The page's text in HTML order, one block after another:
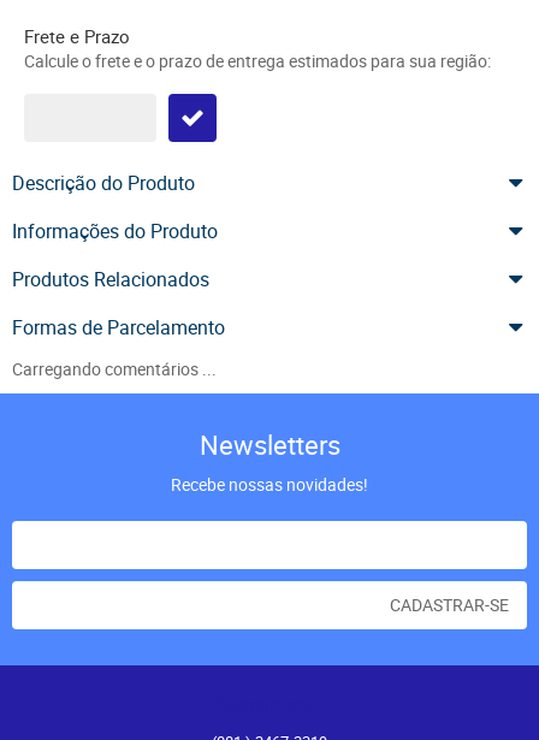
Frete e Prazo
Calcule o frete e o prazo de entrega estimados para sua região:
Descrição do Produto
Informações do Produto
Produtos Relacionados
Formas de Parcelamento
Carregando comentários ...
Newsletters
Recebe nossas novidades!
CADASTRAR-SE